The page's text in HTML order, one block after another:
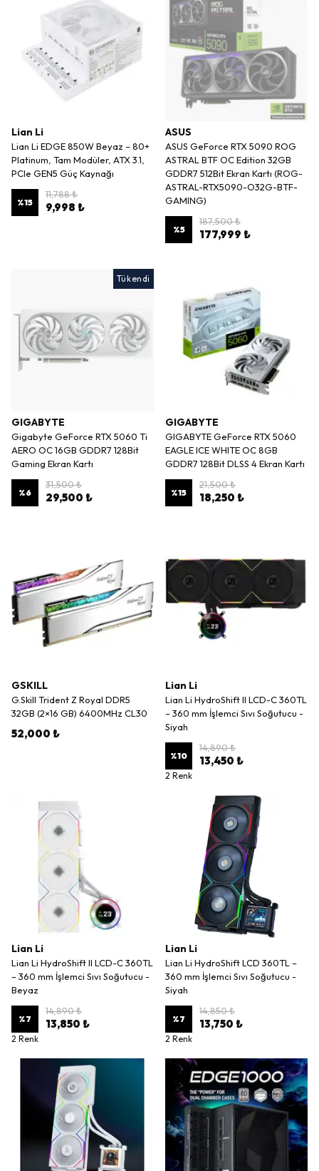
Lian Li
Lian Li EDGE 850W Beyaz – 80+
Platinum, Tam Modüler, ATX 3.1,
PCIe GEN5 Güç Kaynağı
%15
11,788 ₺
9,998 ₺
ASUS
ASUS GeForce RTX 5090 ROG
ASTRAL BTF OC Edition 32GB
GDDR7 512Bit Ekran Kartı (ROG-
ASTRAL-RTX5090-O32G-BTF-
GAMING)
%5
187,500 ₺
177,999 ₺
Tükendi
GIGABYTE
Gigabyte GeForce RTX 5060 Ti
AERO OC 16GB GDDR7 128Bit
Gaming Ekran Kartı
%6
31,500 ₺
29,500 ₺
GIGABYTE
GIGABYTE GeForce RTX 5060
EAGLE ICE WHITE OC 8GB
GDDR7 128Bit DLSS 4 Ekran Kartı
%15
21,500 ₺
18,250 ₺
GSKILL
G.Skill Trident Z Royal DDR5
32GB (2×16 GB) 6400MHz CL30
52,000 ₺
Lian Li
Lian Li HydroShift II LCD-C 360TL
– 360 mm İşlemci Sıvı Soğutucu -
Siyah
%10
14,890 ₺
13,450 ₺
2 Renk
Lian Li
Lian Li HydroShift II LCD-C 360TL
– 360 mm İşlemci Sıvı Soğutucu -
Beyaz
%7
14,890 ₺
13,850 ₺
2 Renk
Lian Li
Lian Li HydroShift LCD 360TL –
360 mm İşlemci Sıvı Soğutucu -
Siyah
%7
14,850 ₺
13,750 ₺
2 Renk